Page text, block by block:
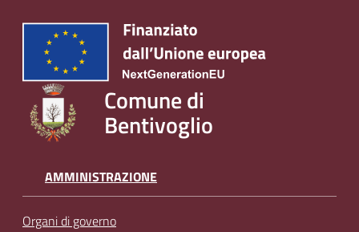
Comune di
Bentivoglio
AMMINISTRAZIONE
Organi di governo